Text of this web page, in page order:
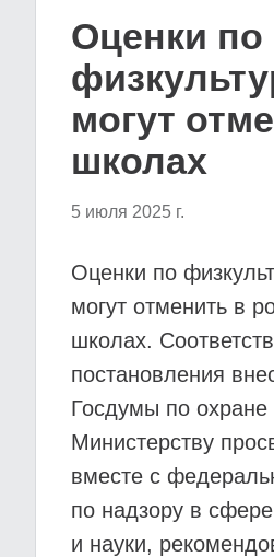
Оценки по
могут
школах
5 июля 2025 г.
Оценки по
могут отменить в
школах.
постановления
Госдумы по охране
Министерству
вместе с
по надзору в
и науки,